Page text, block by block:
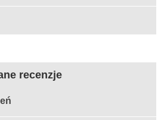
recenzje